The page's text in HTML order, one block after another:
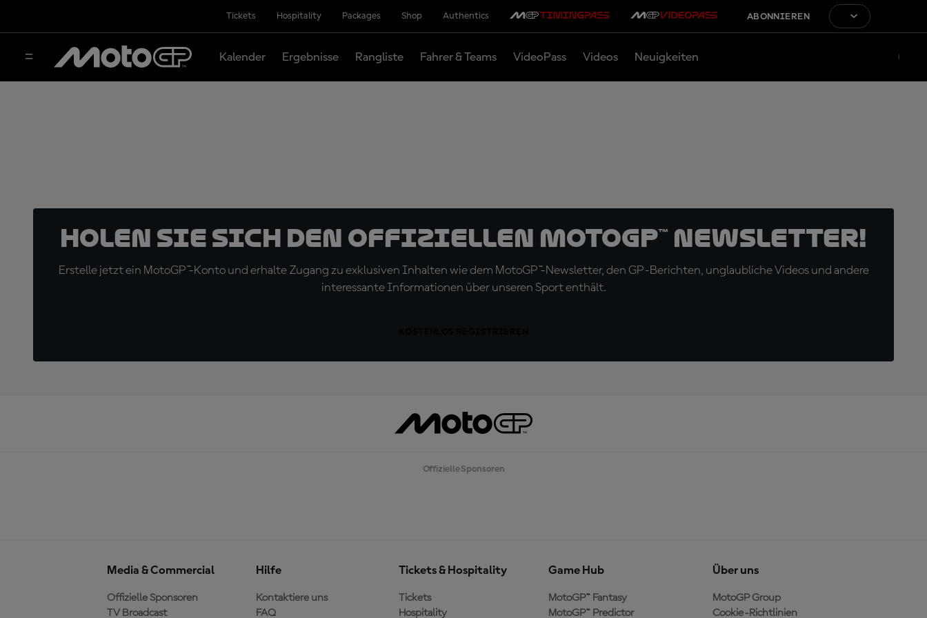
Tickets Hospitality Packages Shop Authentics ABONNIEREN
Kalender Ergebnisse Rangliste Fahrer & Teams VideoPass Videos Neuigkeiten
Holen Sie sich den offiziellen MotoGP™ Newsletter!
Erstelle jetzt ein MotoGP™-Konto und erhalte Zugang zu exklusiven Inhalten wie dem MotoGP™-Newsletter, den GP-Berichten, unglaubliche Videos und andere
interessante Informationen über unseren Sport enthält.
Offizielle Sponsoren
Media & Commercial
Offizielle Sponsoren
TV Broadcast
Hilfe
Kontaktiere uns
FAQ
Tickets & Hospitality
Tickets
Hospitality
Game Hub
MotoGP™ Fantasy
MotoGP™ Predictor
Über uns
MotoGP Group
Cookie-Richtlinien